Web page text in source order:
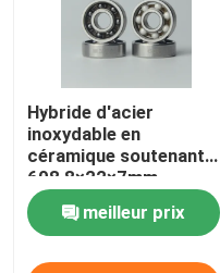
Hybride d'acier
inoxydable en
céramique soutenant
608 8×22×7mm
meilleur prix